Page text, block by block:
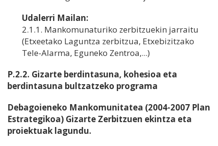
Udalerri Mailan:
2.1.1. Mankomunaturiko zerbitzuekin jarraitu
(Etxeetako Laguntza zerbitzua, Etxebizitzako
Tele-Alarma, Eguneko Zentroa,...)
P.2.2. Gizarte berdintasuna, kohesioa eta
berdintasuna bultzatzeko programa
Debagoieneko Mankomunitatea (2004-2007 Plan
Estrategikoa) Gizarte Zerbitzuen ekintza eta
proiektuak lagundu.